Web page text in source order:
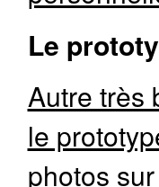
Le
Autre très
le
photos